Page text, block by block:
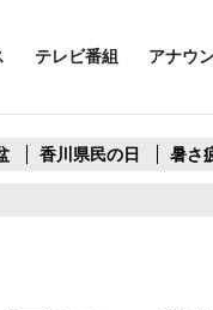
テレビ番組 アナウ
香川県民の日 暑さ